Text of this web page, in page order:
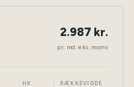
TØNDER
2.987 kr.
pr. md. eks. moms
HK RÆKKEVIDDE